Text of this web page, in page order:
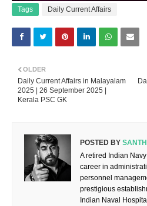
Tags Daily Current Affairs
OLDER
Daily Current Affairs in Malayalam
2025 | 26 September 2025 |
Kerala PSC GK
POSTED BY
A retired Indian
career in
personnel
prestigious
Indian Naval